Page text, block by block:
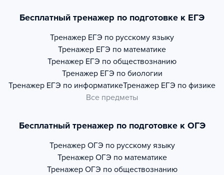
Бесплатный тренажер по подготовке к ЕГЭ
Тренажер ЕГЭ по русскому языку
Тренажер ЕГЭ по математике
Тренажер ЕГЭ по обществознанию
Тренажер ЕГЭ по биологии
Тренажер ЕГЭ по информатикеТренажер ЕГЭ по физике
Все предметы
Бесплатный тренажер по подготовке к ОГЭ
Тренажер ОГЭ по русскому языку
Тренажер ОГЭ по математике
Тренажер ОГЭ по обществознанию